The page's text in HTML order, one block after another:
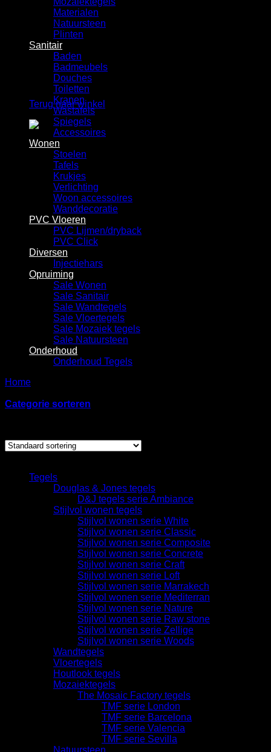
Winkelwagen
Geen producten in de winkelwagen.
Terug naar winkel
Materialen
Natuursteen
Plinten
Sanitair
Baden
Badmeubels
Douches
Toiletten
Kranen
Wastafels
Spiegels
Accessoires
Wonen
Stoelen
Tafels
Krukjes
Verlichting
Woon accessoires
Wanddecoratie
PVC Vloeren
PVC Lijmen/dryback
PVC Click
Diversen
Injectiehars
Opruiming
Sale Wonen
Sale Sanitair
Sale Wandtegels
Sale Vloertegels
Sale Mozaiek tegels
Sale Natuursteen
Onderhoud
Onderhoud Tegels
Home
Categorie sorteren
Tegels
Douglas & Jones tegels
D&J tegels serie Ambiance
Stijlvol wonen tegels
Stijlvol wonen serie White
Stijlvol wonen serie Classic
Stijlvol wonen serie Composite
Stijlvol wonen serie Concrete
Stijlvol wonen serie Craft
Stijlvol wonen serie Loft
Stijlvol wonen serie Marrakech
Stijlvol wonen serie Mediterran
Stijlvol wonen serie Nature
Stijlvol wonen serie Raw stone
Stijlvol wonen serie Zellige
Stijlvol wonen serie Woods
Wandtegels
Vloertegels
Houtlook tegels
Mozaiektegels
The Mosaic Factory tegels
TMF serie London
TMF serie Barcelona
TMF serie Valencia
TMF serie Sevilla
Natuursteen